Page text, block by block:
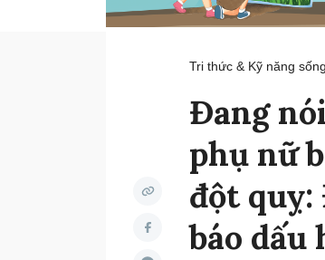
Tri thức & Kỹ năng sống
Đang
phụ nữ
đột quỵ:
báo dấu